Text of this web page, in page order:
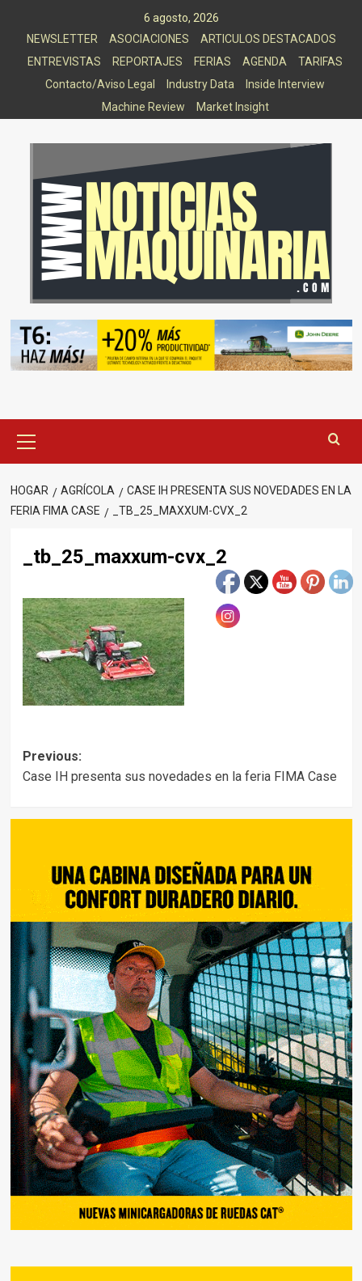
6 agosto, 2026
NEWSLETTER
ASOCIACIONES
ARTICULOS DESTACADOS
ENTREVISTAS
REPORTAJES FERIAS AGENDA
TARIFAS
Contacto/Aviso Legal
Industry Data
Inside Interview
Machine Review
Market Insight
principal
HOGAR AGRÍCOLA
CASE IH PRESENTA SUS NOVEDADES EN LA
FERIA FIMA CASE
_TB_25_MAXXUM-CVX_2
_tb_25_maxxum-cvx_2
Post
navigation
Previous:
Case IH presenta sus novedades en la feria FIMA Case